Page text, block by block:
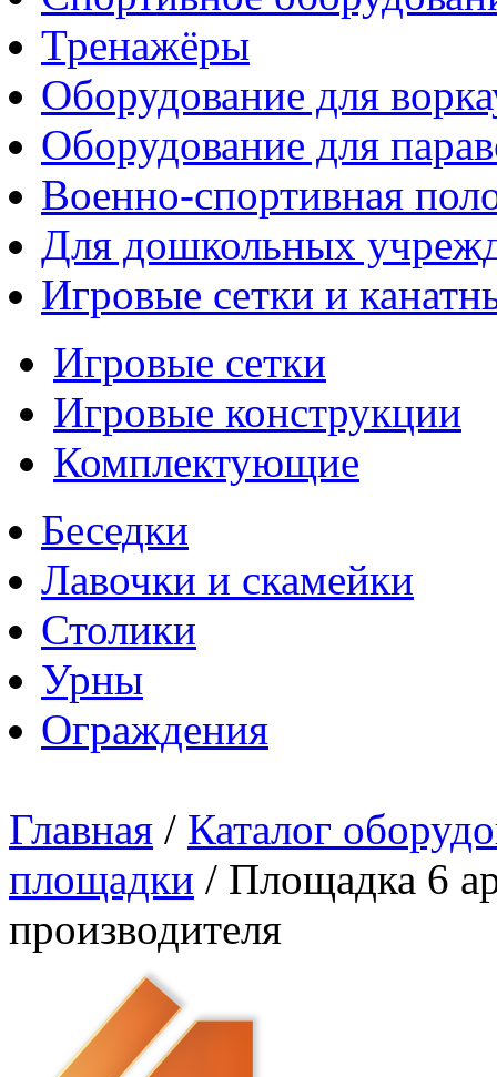
Тренажёры
Оборудование для
Оборудование для
Военно-спортивная
Для дошкольных
Игровые сетки и
Игровые сетки
Игровые конструкции
Комплектующие
Беседки
Лавочки и скамейки
Столики
Урны
Ограждения
Главная / Каталог
площадки / Площадка 6
производителя